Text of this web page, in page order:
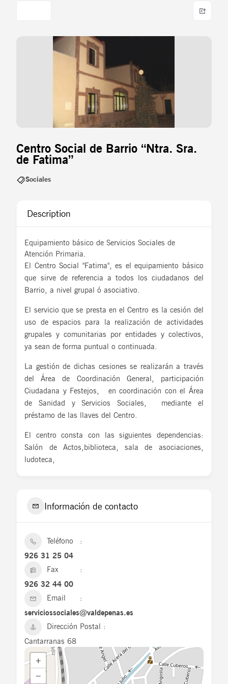
Centro Social de Barrio “Ntra. Sra.
de Fatima”
Sociales
Description
Equipamiento básico de Servicios Sociales de
Atención Primaria.
El Centro Social "Fatima", es el equipamiento básico
que sirve de referencia a todos los ciudadanos del
Barrio, a nivel grupal ó asociativo.
El servicio que se presta en el Centro es la cesión del
uso de espacios para la realización de actividades
grupales y comunitarias por entidades y colectivos,
ya sean de forma puntual o continuada.
La gestión de dichas cesiones se realizarán a través
del Área de Coordinación General, participación
Ciudadana y Festejos, en coordinación con el Área
de Sanidad y Servicios Sociales, mediante el
préstamo de las llaves del Centro.
El centro consta con las siguientes dependencias:
Salón de Actos,biblioteca, sala de asociaciones,
ludoteca,
Información de contacto
Teléfono
926 31 25 04
Fax
926 32 44 00
Email
serviciossociales@valdepenas.es
Dirección Postal
Cantarranas 68
+
−